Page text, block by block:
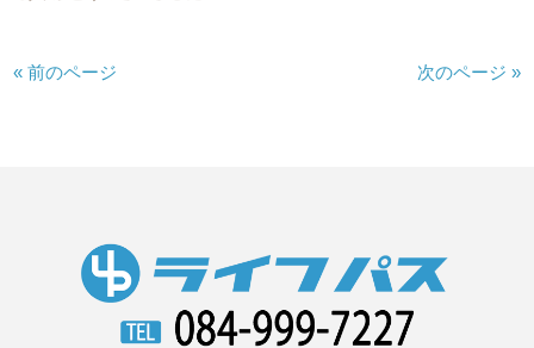
« 前のページ 次のページ »